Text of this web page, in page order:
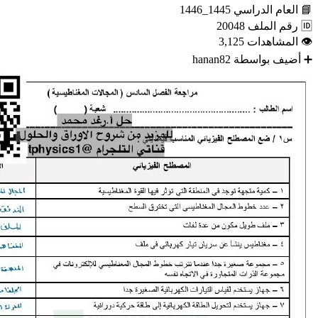
📘 العام الدراسي 1445_1446
🆔 رقم الملف 20048
👁 المشاهدات 3,125
➕ أضيف بواسطة hanan82